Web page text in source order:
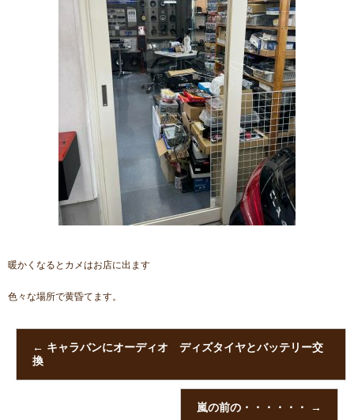
暖かくなるとカメはお店に出ます
色々な場所で黄昏てます。
← キャラバンにオーディオ ディズタイヤとバッテリー交
換
嵐の前の・・・・・・ →